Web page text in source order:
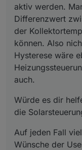
aktiv werden.
Differenzwert
der
können. Also
Hysterese wäre
auch.
Würde es dir
die
Auf jeden Fall
Wünsche der